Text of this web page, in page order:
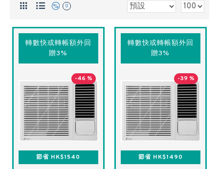
0
轉數快或轉帳額外回
贈3%
-46 %
節省 HK$1540
轉數快或轉帳額外回
贈3%
-39 %
節省 HK$1490